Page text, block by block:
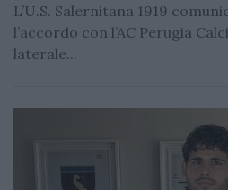
L’U.S. Salernitana 1919
l’accordo con l’AC Perugia
laterale...